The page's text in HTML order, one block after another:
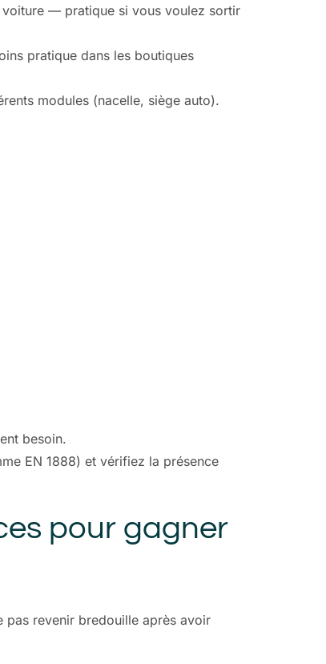
— pratique si vous voulez sortir
pratique dans les boutiques
modules (nacelle, siège auto).
besoin.
EN 1888) et vérifiez la présence
pour gagner
pas revenir bredouille après avoir